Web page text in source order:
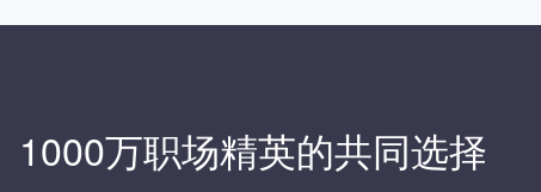
1000万职场精英的共同选择